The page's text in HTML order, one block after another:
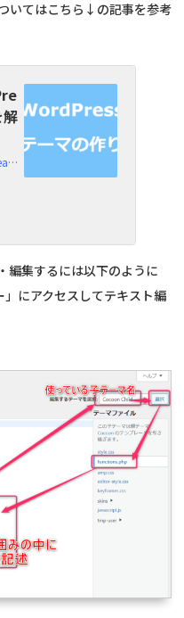
いてはこちら↓の記事を参考
https://tart.co.jp/wordpress-create-child-theme
集するには以下のように
」にアクセスしてテキスト編